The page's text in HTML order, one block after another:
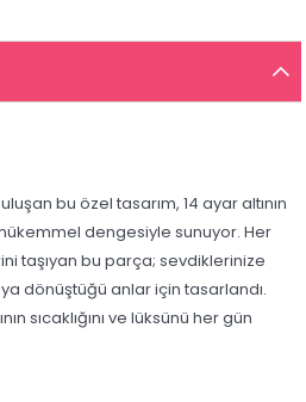
bu özel tasarım, 14 ayar altının
dengesiyle sunuyor. Her
taşıyan bu parça; sevdiklerinize
dönüştüğü anlar için tasarlandı.
sıcaklığını ve lüksünü her gün